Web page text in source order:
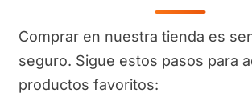
Comprar en nuestra tienda es
seguro. Sigue estos pasos para
productos favoritos: